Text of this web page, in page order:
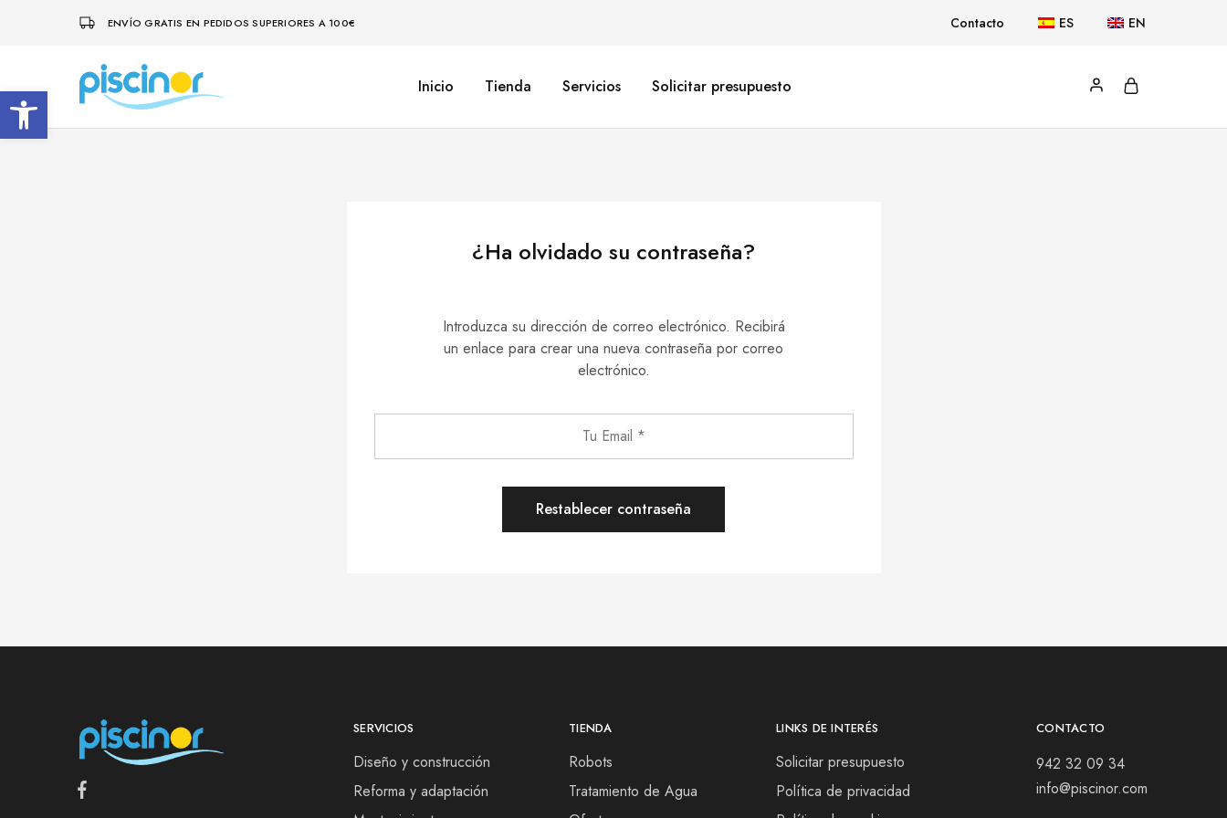
Abrir barra de herramientas
ENVÍO GRATIS EN PEDIDOS SUPERIORES A 100€ Contacto ES EN
Piscinor
Diseño,
construcción
Inicio Tienda Servicios Solicitar presupuesto
¿Ha olvidado su contraseña?
Introduzca su dirección de correo electrónico. Recibirá
un enlace para crear una nueva contraseña por correo
electrónico.
Restablecer contraseña
SERVICIOS
Diseño y construcción
Reforma y adaptación
TIENDA
Robots
Tratamiento de Agua
LINKS DE INTERÉS
Solicitar presupuesto
Política de privacidad
CONTACTO
942 32 09 34
info@piscinor.com